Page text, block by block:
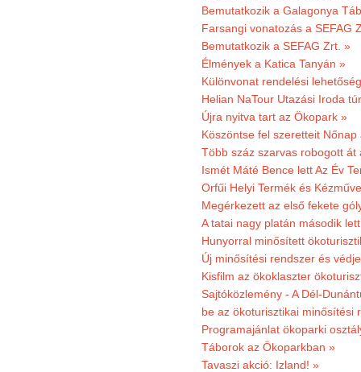
Bemutatkozik a Galagonya
Farsangi vonatozás a SEFAG
Bemutatkozik a SEFAG Zrt. »
Élmények a Katica Tanyán »
Különvonat rendelési
Helian NaTour Utazási Iroda
Újra nyitva tart az Ökopark »
Köszöntse fel szeretteit
Több száz szarvas robogott át
Ismét Máté Bence lett Az Év
Orfűi Helyi Termék és
Megérkezett az első fekete
A tatai nagy platán második
Hunyorral minősített
Új minősítési rendszer és
Kisfilm az ökoklaszter
Sajtóközlemény - A Dél-
be az ökoturisztikai minősítési
Programajánlat ökoparki
Táborok az Ökoparkban »
Tavaszi akció: Izland! »